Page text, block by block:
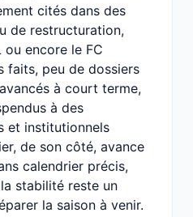
cités dans des
de restructuration,
ou encore le FC
faits, peu de dossiers
à court terme,
à des
et institutionnels
de son côté, avance
calendrier précis,
stabilité reste un
la saison à venir.